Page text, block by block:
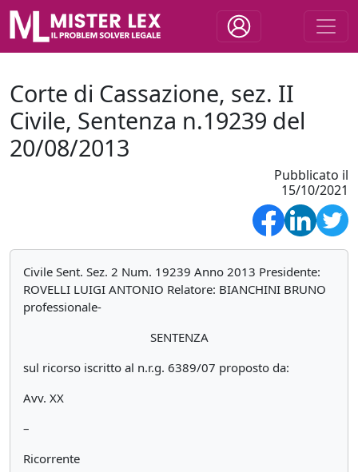
Corte di Cassazione, sez. II
Civile, Sentenza n.19239 del
20/08/2013
Pubblicato il
15/10/2021
Civile Sent. Sez. 2 Num. 19239 Anno 2013 Presidente:
ROVELLI LUIGI ANTONIO Relatore: BIANCHINI BRUNO
professionale-
SENTENZA
sul ricorso iscritto al n.r.g. 6389/07 proposto da:
Avv. XX
–
Ricorrente